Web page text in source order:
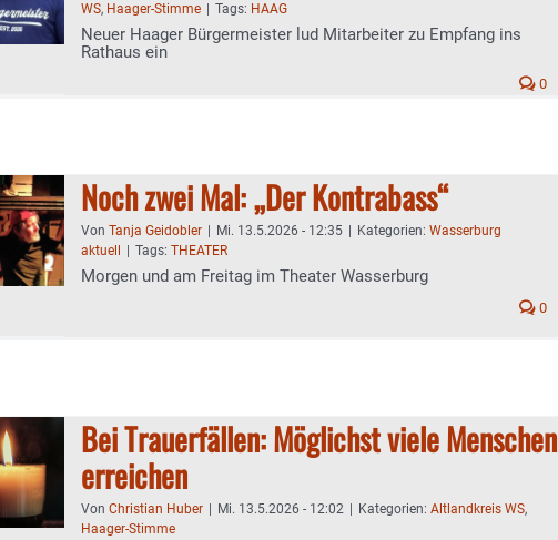
WS, Haager-Stimme Tags: HAAG
Neuer Haager Bürgermeister lud Mitarbeiter zu Empfang ins
Rathaus ein
0
Noch zwei Mal: „Der Kontrabass“
Von Tanja Geidobler Mi. 13.5.2026 - 12:35 Kategorien: Wasserburg
aktuell
Tags: THEATER
Morgen und am Freitag im Theater Wasserburg
0
Bei Trauerfällen: Möglichst viele Menschen
erreichen
Von Christian Huber Mi. 13.5.2026 - 12:02 Kategorien: Altlandkreis WS,
Haager-Stimme